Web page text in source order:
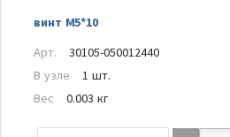
винт M5*10
Арт.
30105-050012440
В узле
1 шт.
Вес
0.003 кг